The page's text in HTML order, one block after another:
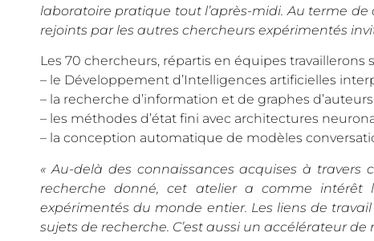
laboratoire pratique tout l’après-midi. Au terme
rejoints par les autres chercheurs expérimentés
Les 70 chercheurs, répartis en équipes travaillerons
– le Développement d’Intelligences artificielles
– la recherche d’information et de graphes
– les méthodes d’état fini avec architectures
– la conception automatique de modèles
« Au-delà des connaissances acquises à travers
recherche donné, cet atelier a comme intérêt
expérimentés du monde entier. Les liens de
sujets de recherche. C’est aussi un accélérateur de